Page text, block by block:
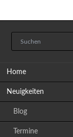
Home
Neuigkeiten
Blog
Termine